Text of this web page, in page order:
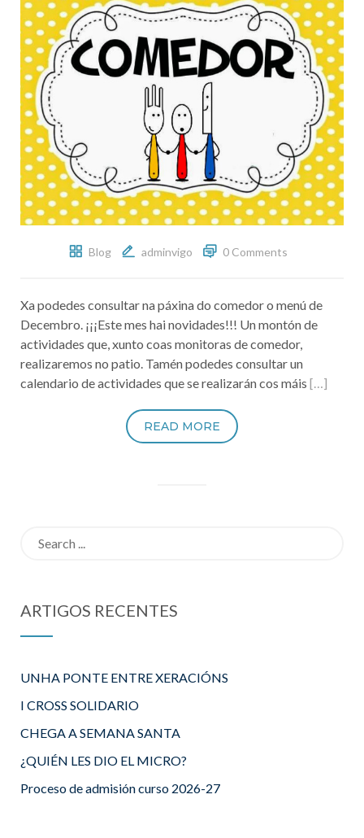
Blog adminvigo 0 Comments
Xa podedes consultar na páxina do comedor o menú de
Decembro. ¡¡¡Este mes hai novidades!!! Un montón de
actividades que, xunto coas monitoras de comedor,
realizaremos no patio. Tamén podedes consultar un
calendario de actividades que se realizarán cos máis […]
READ MORE
ARTIGOS RECENTES
UNHA PONTE ENTRE XERACIÓNS
I CROSS SOLIDARIO
CHEGA A SEMANA SANTA
¿QUIÉN LES DIO EL MICRO?
Proceso de admisión curso 2026-27